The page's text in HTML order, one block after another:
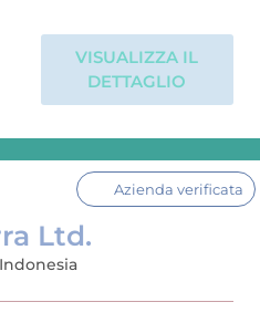
VISUALIZZA IL
DETTAGLIO
Azienda verificata
Ltd.